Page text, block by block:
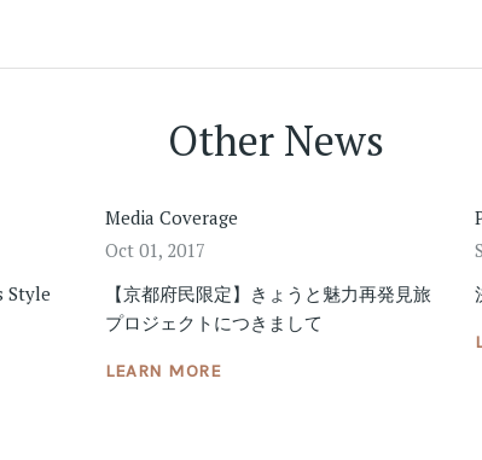
Other News
Style
Media Coverage
Oct 01, 2017
【京都府民限定】きょうと魅力再発見旅
プロジェクトにつきまして
LEARN MORE